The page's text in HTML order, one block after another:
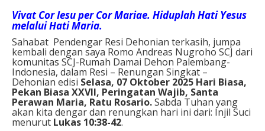
Vivat Cor Iesu per Cor Mariae. Hiduplah Hati Yesus
melalui Hati Maria.
Sahabat Pendengar Resi Dehonian terkasih, jumpa
kembali dengan saya Romo Andreas Nugroho SCJ dari
komunitas SCJ-Rumah Damai Dehon Palembang-
Indonesia, dalam Resi – Renungan Singkat –
Dehonian edisi Selasa, 07 Oktober 2025 Hari Biasa,
Pekan Biasa XXVII, Peringatan Wajib, Santa
Perawan Maria, Ratu Rosario.Sabda Tuhan yang
akan kita dengar dan renungkan hari ini dari: Injil Suci
menurut Lukas 10:38-42.